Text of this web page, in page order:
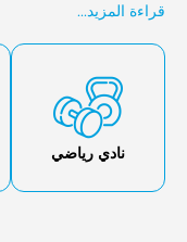
معيشية فاخرة وممتعة.
قراءة المزيد...
نادي رياضي